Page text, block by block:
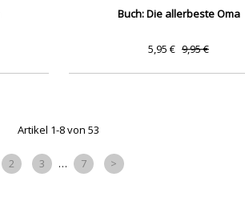
Buch: Die allerbeste Oma
5,95 € 9,95 €
Artikel 1-8 von 53
2 3 … 7 >